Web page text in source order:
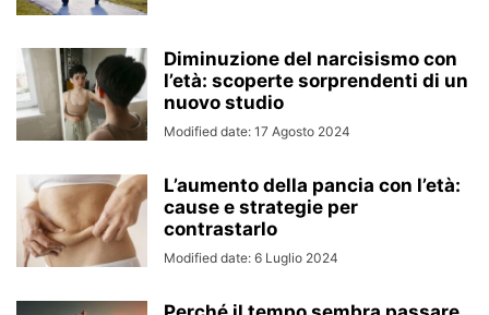
Diminuzione del narcisismo con
l’età: scoperte sorprendenti di un
nuovo studio
Modified date: 17 Agosto 2024
L’aumento della pancia con l’età:
cause e strategie per
contrastarlo
Modified date: 6 Luglio 2024